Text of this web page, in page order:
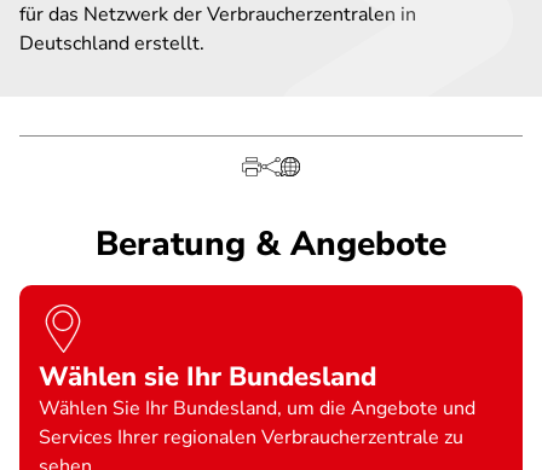
für das Netzwerk der Verbraucherzentralen in
Deutschland erstellt.
Beratung & Angebote
Wählen sie Ihr Bundesland
Wählen Sie Ihr Bundesland, um die Angebote und
Services Ihrer regionalen Verbraucherzentrale zu